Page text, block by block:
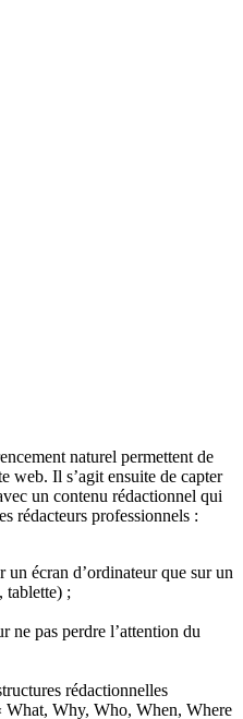
naturel permettent de
web. Il s’agit ensuite de capter
un contenu rédactionnel qui
rédacteurs professionnels :
un écran d’ordinateur que sur un
tablette) ;
ne pas perdre l’attention du
rédactionnelles
What, Why, Who, When, Where